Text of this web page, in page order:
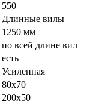
550
Длинные вилы
1250 мм
по всей длине вил
есть
Усиленная
80х70
200х50